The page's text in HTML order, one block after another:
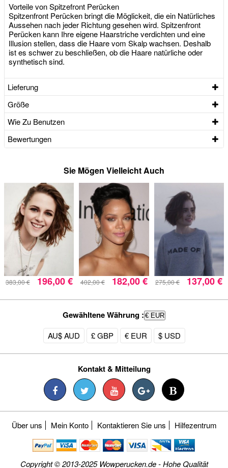
Vorteile von Spitzefront Perücken
Spitzenfront Perücken bringt die Möglickeit, die ein Natürliches
Aussehen nach jeder Richtung gesehen wird. Spitzenfront
Perücken kann Ihre eigene Haarstriche verdichten und eine
Illusion stellen, dass die Haare vom Skalp wachsen. Deshalb
ist es schwer zu beschließen, ob die Haare natürliche oder
synthetisch sind.
Lieferung
Größe
Wie Zu Benutzen
Bewertungen
Sie Mögen Vielleicht Auch
383,00 € 196,00 € 402,00 € 182,00 € 275,00 € 137,00 €
Gewähltene Währung : € EUR
AU$ AUD £ GBP € EUR $ USD
Kontakt & Mitteilung
Über uns Mein Konto Kontaktieren Sie uns Hilfezentrum
Copyright © 2013-2025 Wowperucken.de - Hohe Qualität